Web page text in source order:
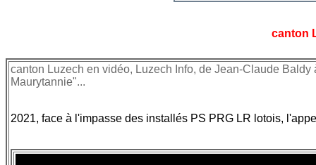
canton
canton Luzech en vidéo, Luzech Info, de Jean-Claude
Maurytannie"...
2021, face à l'impasse des installés PS PRG LR lotois,